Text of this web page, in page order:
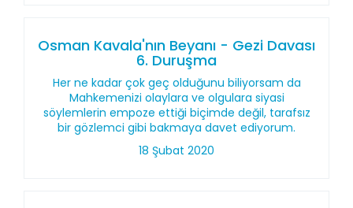
Osman Kavala'nın Beyanı - Gezi Davası
6. Duruşma
Her ne kadar çok geç olduğunu biliyorsam da
Mahkemenizi olaylara ve olgulara siyasi
söylemlerin empoze ettiği biçimde değil, tarafsız
bir gözlemci gibi bakmaya davet ediyorum.
18 Şubat 2020